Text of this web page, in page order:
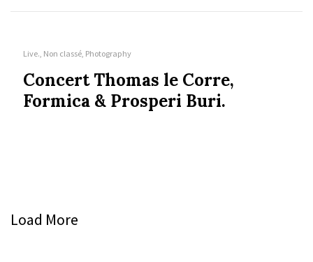
Live., Non classé, Photography
Concert Thomas le Corre,
Formica & Prosperi Buri.
Load More